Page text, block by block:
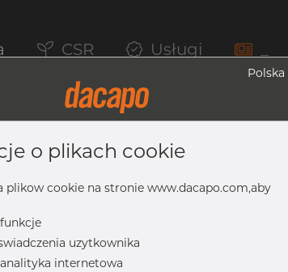
CSR Usługi
A-403 WP-S, 3",
WP-S, 3", bezszwowy
Polska
o plikach cookie
plikow cookie na stronie www.dacapo.com,aby
uzytkownika
internetowa